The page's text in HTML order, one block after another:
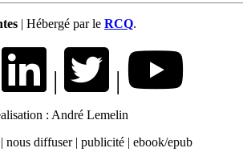
| Hébergé par le RCQ.
| |
: André Lemelin
nous diffuser | publicité | ebook/epub